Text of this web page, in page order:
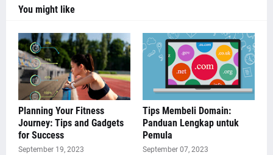
You might like
Planning Your Fitness
Journey: Tips and Gadgets
for Success
September 19, 2023
Tips Membeli Domain:
Panduan Lengkap untuk
Pemula
September 07, 2023